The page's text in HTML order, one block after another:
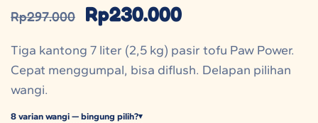
Rp297.000 Rp230.000
Tiga kantong 7 liter (2,5 kg) pasir tofu Paw Power.
Cepat menggumpal, bisa diflush. Delapan pilihan
wangi.
8 varian wangi — bingung pilih?